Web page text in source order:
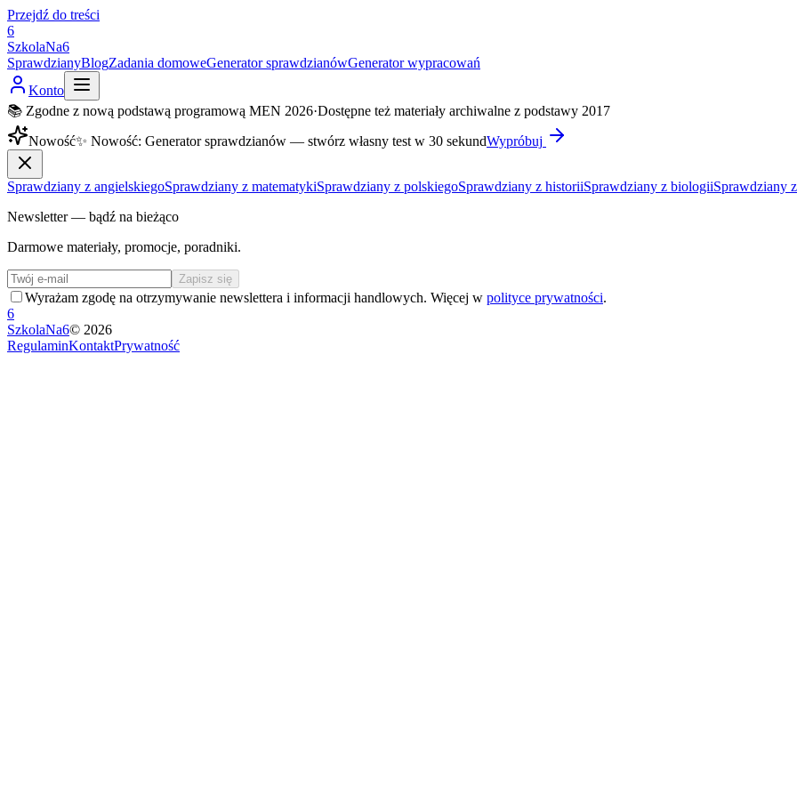
Przejdź do treści
6
SzkolaNa6
SprawdzianyBlogZadania domoweGenerator sprawdzianówGenerator wypracowań
Konto
📚 Zgodne z nową podstawą programową MEN 2026·Dostępne też materiały archiwalne z podstawy 2017
Nowość✨ Nowość: Generator sprawdzianów — stwórz własny test w 30 sekundWypróbuj
Sprawdziany z angielskiegoSprawdziany z matematykiSprawdziany z polskiegoSprawdziany z historiiSprawdziany z biologiiSprawdziany
Newsletter — bądź na bieżąco
Darmowe materiały, promocje, poradniki.
Zapisz się
Wyrażam zgodę na otrzymywanie newslettera i informacji handlowych. Więcej w polityce prywatności.
6
SzkolaNa6© 2026
RegulaminKontaktPrywatność